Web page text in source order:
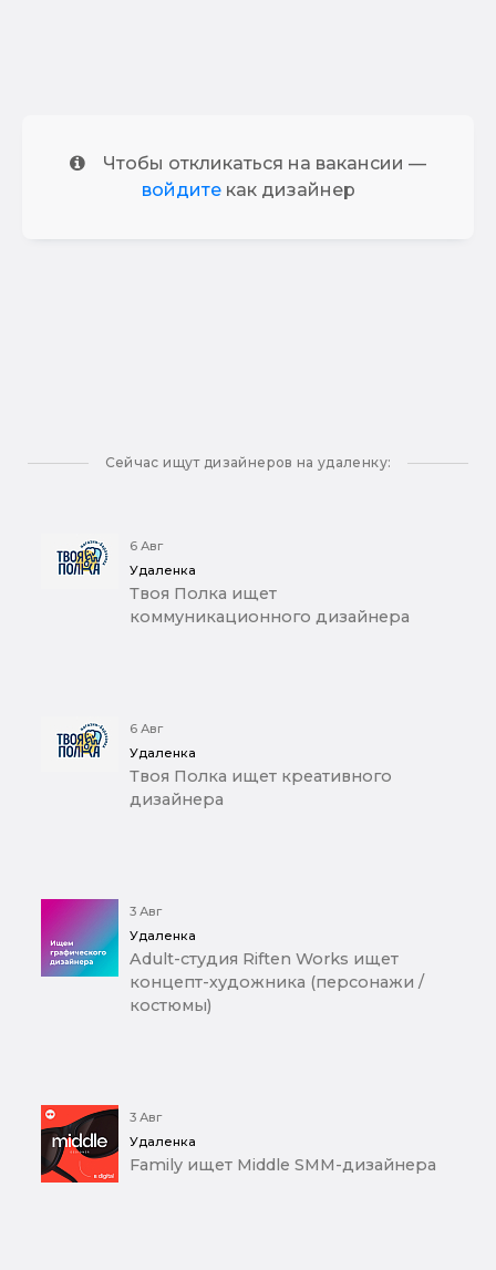
Чтобы откликаться на вакансии —
войдитекак дизайнер
Сейчас ищут дизайнеров на удаленку:
6 Авг
Удаленка
Твоя Полка ищет
коммуникационного дизайнера
6 Авг
Удаленка
Твоя Полка ищет креативного
дизайнера
3 Авг
Удаленка
Adult-студия Riften Works ищет
концепт-художника (персонажи /
костюмы)
3 Авг
Удаленка
Family ищет Middle SMM-дизайнера